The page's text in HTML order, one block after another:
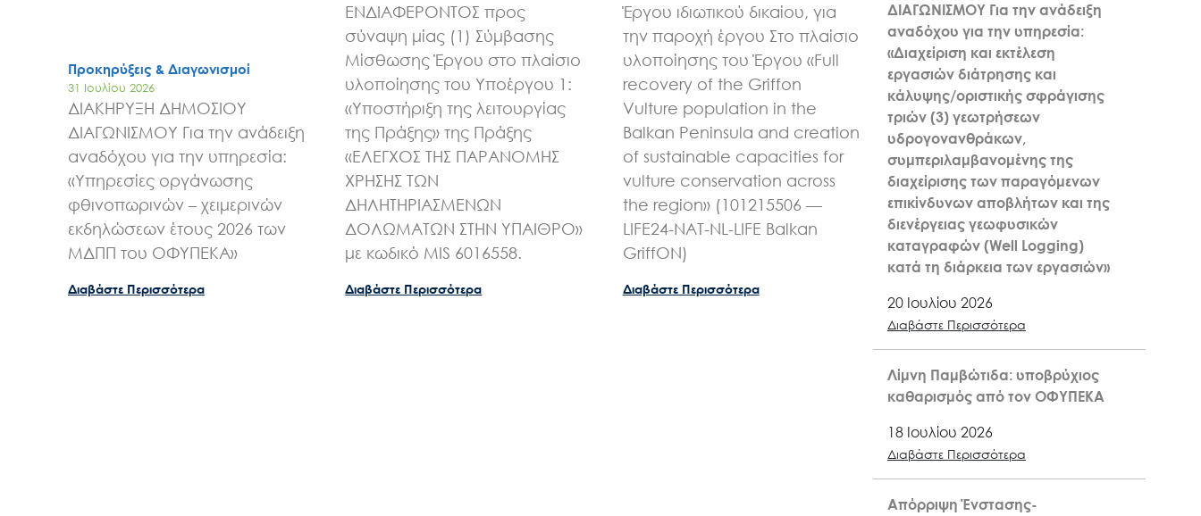
Προκηρύξεις & Διαγωνισμοί
31 Ιουλίου 2026
ΔΙΑΚΗΡΥΞΗ ΔΗΜΟΣΙΟΥ
ΔΙΑΓΩΝΙΣΜΟΥ Για την ανάδειξη
αναδόχου για την υπηρεσία:
«Υπηρεσίες οργάνωσης
φθινοπωρινών – χειμερινών
εκδηλώσεων έτους 2026 των
ΜΔΠΠ του ΟΦΥΠΕΚΑ»
Διαβάστε Περισσότερα
ΕΝΔΙΑΦΕΡΟΝΤΟΣ προς
σύναψη μίας (1) Σύμβασης
Μίσθωσης Έργου στο πλαίσιο
υλοποίησης του Υποέργου 1:
«Υποστήριξη της λειτουργίας
της Πράξης» της Πράξης
«ΕΛΕΓΧΟΣ ΤΗΣ ΠΑΡΑΝΟΜΗΣ
ΧΡΗΣΗΣ ΤΩΝ
ΔΗΛΗΤΗΡΙΑΣΜΕΝΩΝ
ΔΟΛΩΜΑΤΩΝ ΣΤΗΝ ΥΠΑΙΘΡΟ»
με κωδικό MIS 6016558.
Διαβάστε Περισσότερα
Έργου ιδιωτικού δικαίου, για
την παροχή έργου Στο πλαίσιο
υλοποίησης του Έργου «Full
recovery of the Griffon
Vulture population in the
Balkan Peninsula and creation
of sustainable capacities for
vulture conservation across
the region» (101215506 —
LIFE24-NAT-NL-LIFE Balkan
GriffON)
Διαβάστε Περισσότερα
ΔΙΑΓΩΝΙΣΜΟΥ Για την ανάδειξη
αναδόχου για την υπηρεσία:
«Διαχείριση και εκτέλεση
εργασιών διάτρησης και
κάλυψης/οριστικής σφράγισης
τριών (3) γεωτρήσεων
υδρογονανθράκων,
συμπεριλαμβανομένης της
διαχείρισης των παραγόμενων
επικίνδυνων αποβλήτων και της
διενέργειας γεωφυσικών
καταγραφών (Well Logging)
κατά τη διάρκεια των εργασιών»
20 Ιουλίου 2026
Διαβάστε Περισσότερα
Λίμνη Παμβώτιδα: υποβρύχιος
καθαρισμός από τον ΟΦΥΠΕΚΑ
18 Ιουλίου 2026
Διαβάστε Περισσότερα
Απόρριψη Ένστασης-